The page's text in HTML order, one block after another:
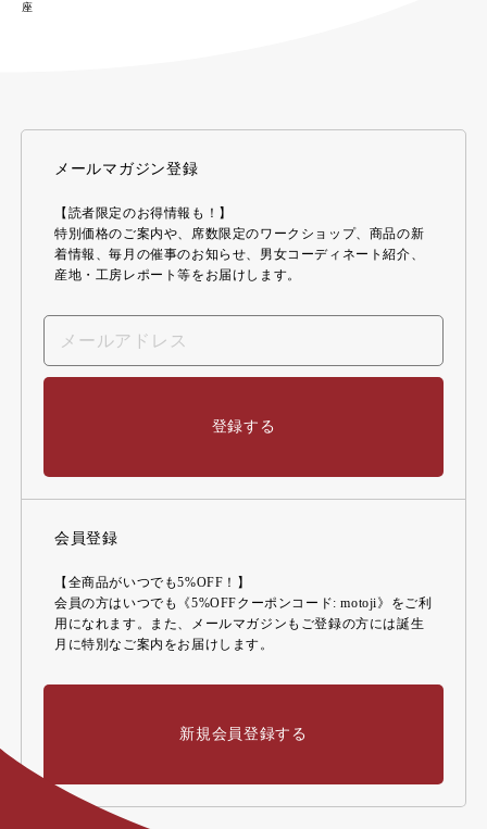
座
メールマガジン登録
【読者限定のお得情報も！】
特別価格のご案内や、席数限定のワークショップ、商品の新
着情報、毎月の催事のお知らせ、男女コーディネート紹介、
産地・工房レポート等をお届けします。
登録する
会員登録
【全商品がいつでも5%OFF！】
会員の方はいつでも《5%OFFクーポンコード: motoji》をご利
用になれます。また、メールマガジンもご登録の方には誕生
月に特別なご案内をお届けします。
新規会員登録する